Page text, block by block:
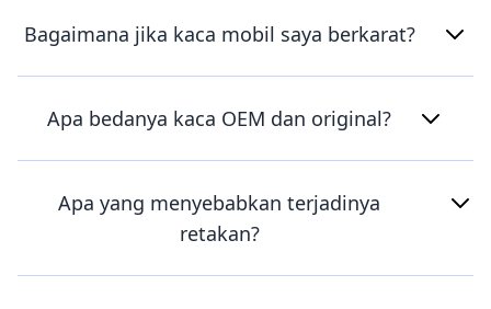
Bagaimana jika kaca mobil saya berkarat?
Apa bedanya kaca OEM dan original?
Apa yang menyebabkan terjadinya
retakan?